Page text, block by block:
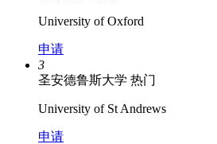
University of Oxford
申请
3
圣安德鲁斯大学 热门
University of St Andrews
申请